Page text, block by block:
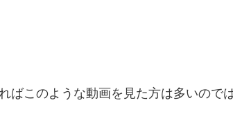
ばこのような動画を見た方は多いので